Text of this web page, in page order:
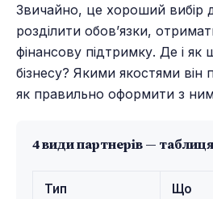
Звичайно, це хороший вибір
розділити обов’язки,
фінансову підтримку. Де і як
бізнесу? Якими якостями він
як правильно оформити з
4 види партнерів —
Тип
Що